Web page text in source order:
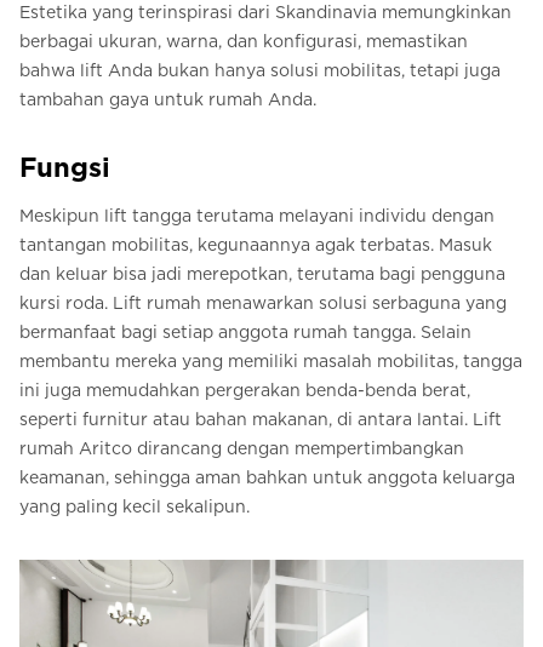
Estetika yang terinspirasi dari Skandinavia memungkinkan
berbagai ukuran, warna, dan konfigurasi, memastikan
bahwa lift Anda bukan hanya solusi mobilitas, tetapi juga
tambahan gaya untuk rumah Anda.
Fungsi
Meskipun lift tangga terutama melayani individu dengan
tantangan mobilitas, kegunaannya agak terbatas. Masuk
dan keluar bisa jadi merepotkan, terutama bagi pengguna
kursi roda. Lift rumah menawarkan solusi serbaguna yang
bermanfaat bagi setiap anggota rumah tangga. Selain
membantu mereka yang memiliki masalah mobilitas, tangga
ini juga memudahkan pergerakan benda-benda berat,
seperti furnitur atau bahan makanan, di antara lantai. Lift
rumah Aritco dirancang dengan mempertimbangkan
keamanan, sehingga aman bahkan untuk anggota keluarga
yang paling kecil sekalipun.